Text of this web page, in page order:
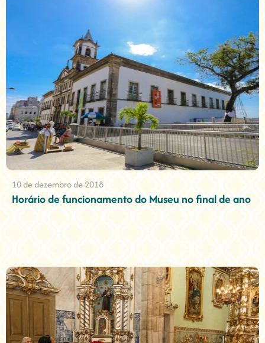
10 de dezembro de 2018
Horário de funcionamento do Museu no final de ano